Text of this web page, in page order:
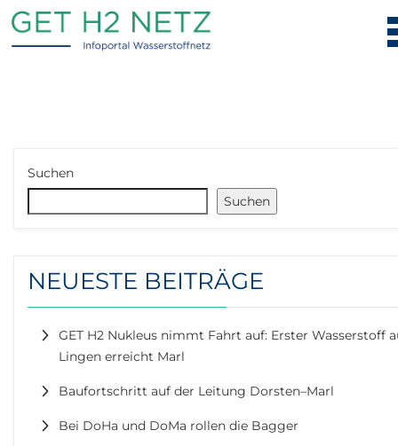
Suchen
Suchen
NEUESTE BEITRÄGE
GET H2 Nukleus nimmt Fahrt auf: Erster Wasserstoff
Lingen erreicht Marl
Baufortschritt auf der Leitung Dorsten–Marl
Bei DoHa und DoMa rollen die Bagger